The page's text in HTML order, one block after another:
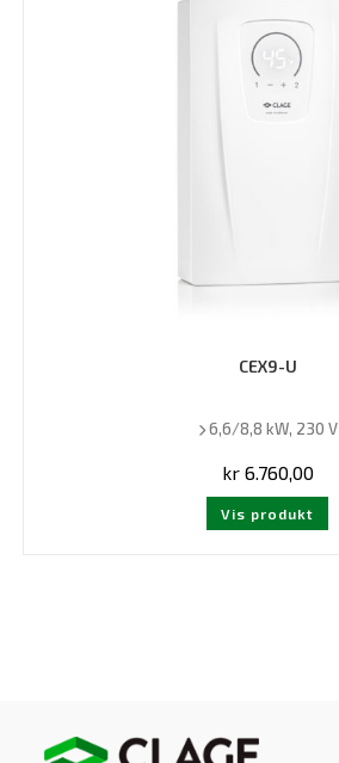
CEX9-U
6,6/8,8 kW, 230 V
kr6.760,00
Vis produkt